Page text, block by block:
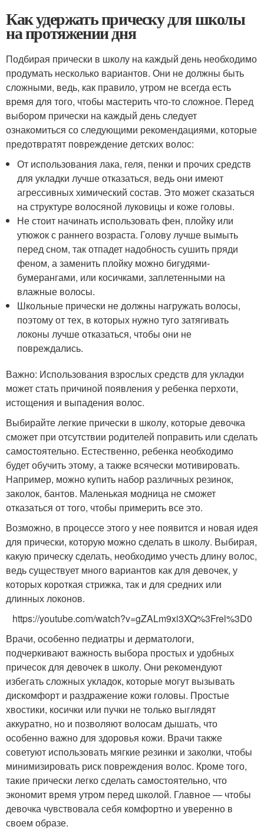
Как удержать прическу для школы
на протяжении дня
Подбирая прически в школу на каждый день необходимо
продумать несколько вариантов. Они не должны быть
сложными, ведь, как правило, утром не всегда есть
время для того, чтобы мастерить что-то сложное. Перед
выбором прически на каждый день следует
ознакомиться со следующими рекомендациями, которые
предотвратят повреждение детских волос:
От использования лака, геля, пенки и прочих средств
для укладки лучше отказаться, ведь они имеют
агрессивных химический состав. Это может сказаться
на структуре волосяной луковицы и коже головы.
Не стоит начинать использовать фен, плойку или
утюжок с раннего возраста. Голову лучше вымыть
перед сном, так отпадет надобность сушить пряди
феном, а заменить плойку можно бигудями-
бумерангами, или косичками, заплетенными на
влажные волосы.
Школьные прически не должны нагружать волосы,
поэтому от тех, в которых нужно туго затягивать
локоны лучше отказаться, чтобы они не
повреждались.
Важно: Использования взрослых средств для укладки
может стать причиной появления у ребенка перхоти,
истощения и выпадения волос.
Выбирайте легкие прически в школу, которые девочка
сможет при отсутствии родителей поправить или сделать
самостоятельно. Естественно, ребенка необходимо
будет обучить этому, а также всячески мотивировать.
Например, можно купить набор различных резинок,
заколок, бантов. Маленькая модница не сможет
отказаться от того, чтобы примерить все это.
Возможно, в процессе этого у нее появится и новая идея
для прически, которую можно сделать в школу. Выбирая,
какую прическу сделать, необходимо учесть длину волос,
ведь существует много вариантов как для девочек, у
которых короткая стрижка, так и для средних или
длинных локонов.
https://youtube.com/watch?v=gZALm9xi3XQ%3Frel%3D0
Врачи, особенно педиатры и дерматологи,
подчеркивают важность выбора простых и удобных
причесок для девочек в школу. Они рекомендуют
избегать сложных укладок, которые могут вызывать
дискомфорт и раздражение кожи головы. Простые
хвостики, косички или пучки не только выглядят
аккуратно, но и позволяют волосам дышать, что
особенно важно для здоровья кожи. Врачи также
советуют использовать мягкие резинки и заколки, чтобы
минимизировать риск повреждения волос. Кроме того,
такие прически легко сделать самостоятельно, что
экономит время утром перед школой. Главное — чтобы
девочка чувствовала себя комфортно и уверенно в
своем образе.